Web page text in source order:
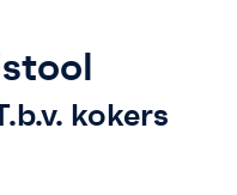
kokers